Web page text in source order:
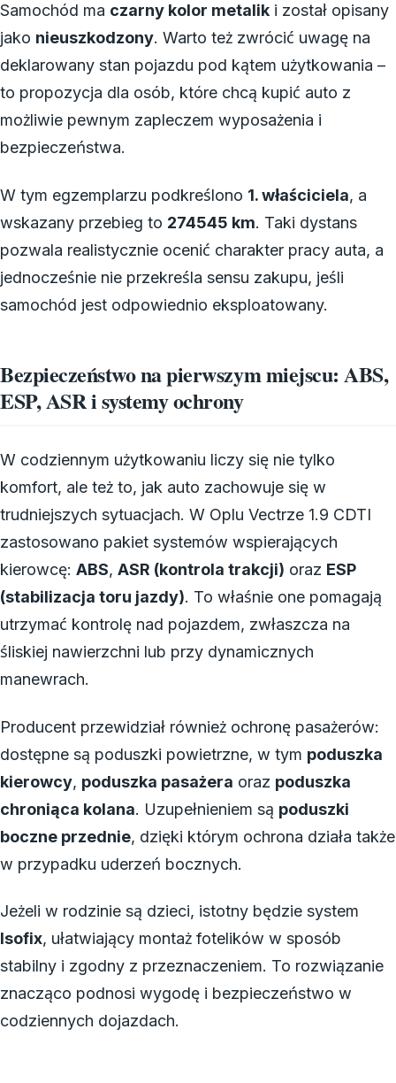
Samochód ma czarny kolor metalik i został opisany
jako nieuszkodzony. Warto też zwrócić uwagę na
deklarowany stan pojazdu pod kątem użytkowania –
to propozycja dla osób, które chcą kupić auto z
możliwie pewnym zapleczem wyposażenia i
bezpieczeństwa.
W tym egzemplarzu podkreślono 1. właściciela, a
wskazany przebieg to 274545 km. Taki dystans
pozwala realistycznie ocenić charakter pracy auta, a
jednocześnie nie przekreśla sensu zakupu, jeśli
samochód jest odpowiednio eksploatowany.
Bezpieczeństwo na pierwszym miejscu: ABS,
ESP, ASR i systemy ochrony
W codziennym użytkowaniu liczy się nie tylko
komfort, ale też to, jak auto zachowuje się w
trudniejszych sytuacjach. W Oplu Vectrze 1.9 CDTI
zastosowano pakiet systemów wspierających
kierowcę: ABS, ASR (kontrola trakcji) oraz ESP
(stabilizacja toru jazdy). To właśnie one pomagają
utrzymać kontrolę nad pojazdem, zwłaszcza na
śliskiej nawierzchni lub przy dynamicznych
manewrach.
Producent przewidział również ochronę pasażerów:
dostępne są poduszki powietrzne, w tym poduszka
kierowcy, poduszka pasażera oraz poduszka
chroniąca kolana. Uzupełnieniem są poduszki
boczne przednie, dzięki którym ochrona działa także
w przypadku uderzeń bocznych.
Jeżeli w rodzinie są dzieci, istotny będzie system
Isofix, ułatwiający montaż fotelików w sposób
stabilny i zgodny z przeznaczeniem. To rozwiązanie
znacząco podnosi wygodę i bezpieczeństwo w
codziennych dojazdach.